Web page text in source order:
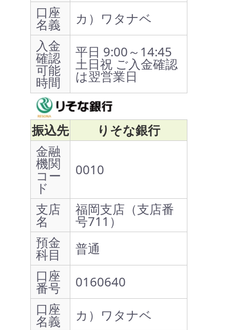
口座
名義
カ）ワタナベ
入金
確認
可能
時間
平日 9:00～14:45
土日祝 ご入金確認
は翌営業日
振込先
りそな銀行
金融
機関
コー
ド
0010
支店
名
福岡支店（支店番
号711）
預金
科目
普通
口座
番号
0160640
口座
名義
カ）ワタナベ